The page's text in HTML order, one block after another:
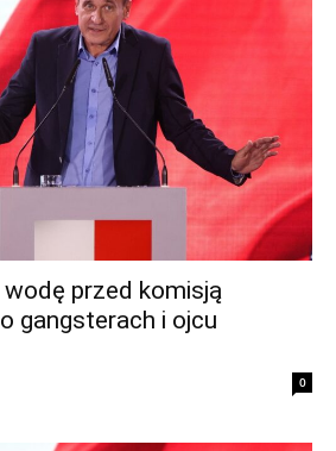
wodę przed komisją
gangsterach i ojcu
0